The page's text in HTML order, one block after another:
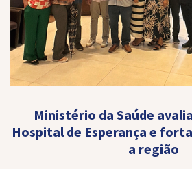
Ministério da Saúde
Hospital de Esperança e
a região